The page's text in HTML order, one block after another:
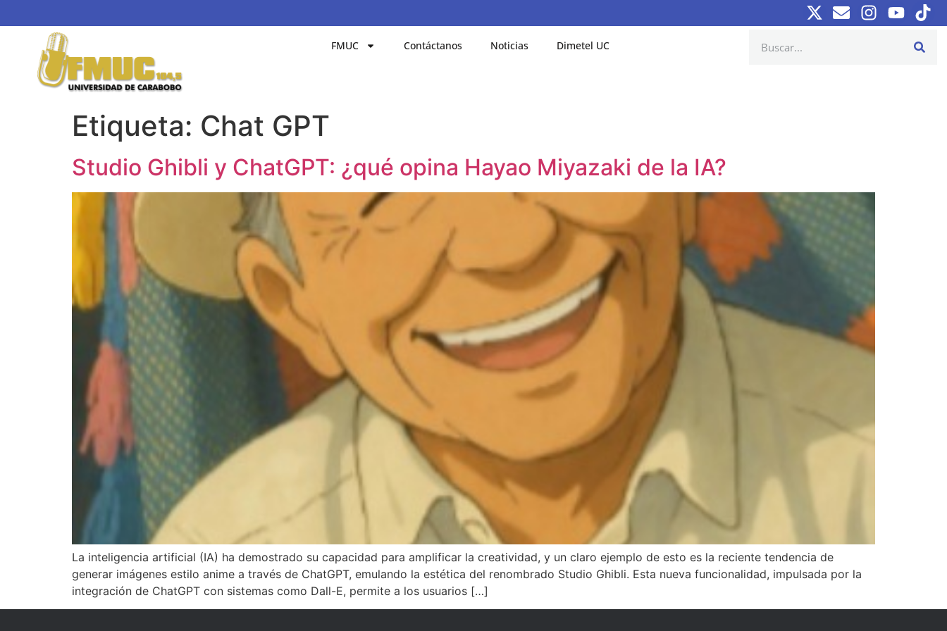
FMUC Contáctanos Noticias Dimetel UC
Etiqueta: Chat GPT
Studio Ghibli y ChatGPT: ¿qué opina Hayao Miyazaki de la IA?
La inteligencia artificial (IA) ha demostrado su capacidad para amplificar la creatividad, y un claro ejemplo de esto es la reciente tendencia de
generar imágenes estilo anime a través de ChatGPT, emulando la estética del renombrado Studio Ghibli. Esta nueva funcionalidad, impulsada por la
integración de ChatGPT con sistemas como Dall-E, permite a los usuarios […]